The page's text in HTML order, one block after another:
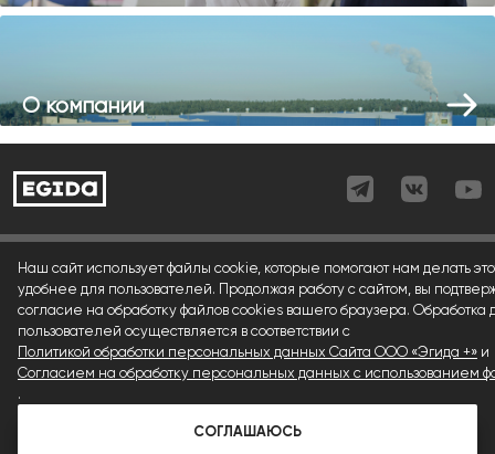
О компании
Условия использования материалов сайта
Политика конфиденциальности
Согласие (cookies)
Согласие (форма)
Согласие (регистрация)
Наш сайт использует файлы cookie, которые помогают нам делать
удобнее для пользователей. Продолжая работу с сайтом, вы
согласие на обработку файлов cookies вашего браузера. Обработка
пользователей осуществляется в соответствии с
Политикой обработки персональных данных Сайта ООО «Эгида +» и
Согласием на обработку персональных данных с использованием
.
СОГЛАШАЮСЬ